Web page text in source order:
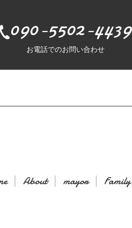
090-5502-4439
お電話でのお問い合わせ
About mayor Family